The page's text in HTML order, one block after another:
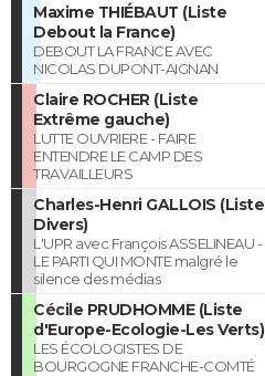
Maxime THIÉBAUT (Liste
Debout la France)
DEBOUT LA FRANCE AVEC
NICOLAS DUPONT-AIGNAN
Claire ROCHER (Liste
Extrême gauche)
LUTTE OUVRIERE - FAIRE
ENTENDRE LE CAMP DES
TRAVAILLEURS
Charles-Henri GALLOIS (Liste
Divers)
L'UPR avec François ASSELINEAU -
LE PARTI QUI MONTE malgré le
silence des médias
Cécile PRUDHOMME (Liste
d'Europe-Ecologie-Les Verts)
LES ÉCOLOGISTES DE
BOURGOGNE FRANCHE-COMTÉ